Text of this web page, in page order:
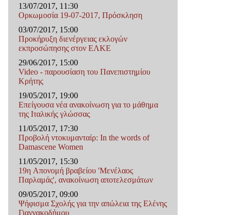
13/07/2017, 11:30
Ορκωμοσία 19-07-2017, Πρόσκληση
03/07/2017, 15:00
Προκήρυξη διενέργειας εκλογών
εκπροσώπησης στον ΕΛΚΕ
29/06/2017, 15:00
Video - παρουσίαση του Πανεπιστημίου
Κρήτης
19/05/2017, 19:00
Επείγουσα νέα ανακοίνωση για το μάθημα
της Ιταλικής γλώσσας
11/05/2017, 17:30
Προβολή ντοκυμανταίρ: In the words of
Damascene Women
11/05/2017, 15:30
19η Απονομή βραβείου 'Μενέλαος
Παρλαμάς', ανακοίνωση αποτελεσμάτων
09/05/2017, 09:00
Ψήφισμα Σχολής για την απώλεια της Ελένης
Γιαννακοδήμου